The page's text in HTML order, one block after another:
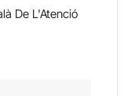
De L'Atenció